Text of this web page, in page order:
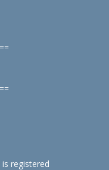
registered